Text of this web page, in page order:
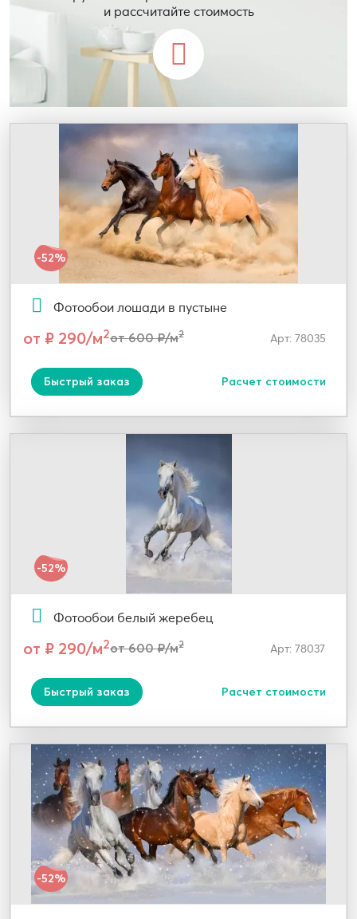
и рассчитайте стоимость
-52%
Фотообои лошади в пустыне
от ₽ 290/м2от 600 ₽/м2 Арт: 78035
Быстрый заказ Расчет стоимости
-52%
Фотообои белый жеребец
от ₽ 290/м2от 600 ₽/м2 Арт: 78037
Быстрый заказ Расчет стоимости
-52%